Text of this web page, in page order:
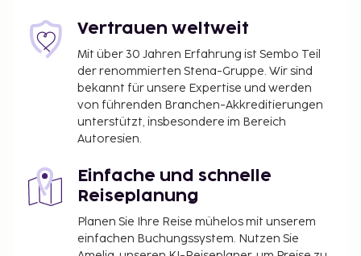
Die oben aufgeführte Liste enthält vielleicht nicht
alle Informationen. Gebühren und Kautionen
enthalten eventuell keine Steuern und können sich
Vertrauen weltweit
Mit über 30 Jahren Erfahrung ist Sembo Teil
der renommierten Stena-Gruppe. Wir sind
bekannt für unsere Expertise und werden
von führenden Branchen-Akkreditierungen
unterstützt, insbesondere im Bereich
Autoresien.
Einfache und schnelle
Reiseplanung
Planen Sie Ihre Reise mühelos mit unserem
einfachen Buchungssystem. Nutzen Sie